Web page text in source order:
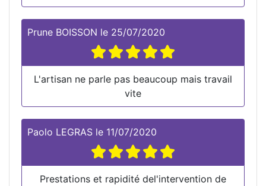
Prune BOISSON le 25/07/2020
L'artisan ne parle pas beaucoup mais travail
vite
Paolo LEGRAS le 11/07/2020
Prestations et rapidité del'intervention de